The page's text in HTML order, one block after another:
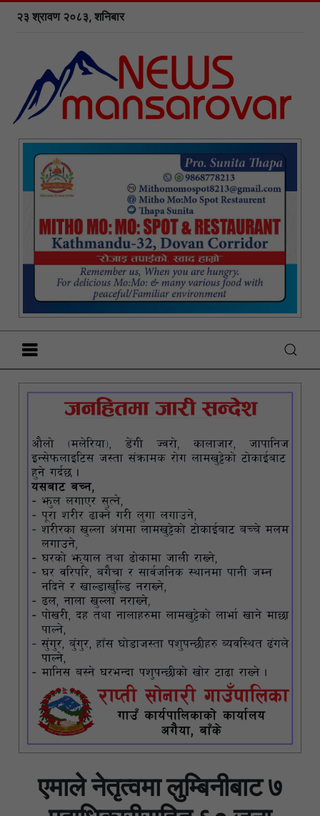
२३ श्रावण २०८३, शनिबार
एमाले नेतृत्वमा लुम्बिनीबाट ७